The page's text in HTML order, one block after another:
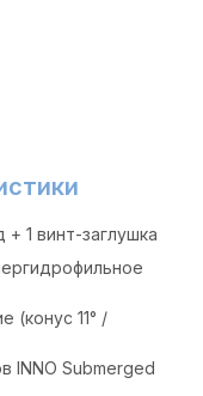
+ 1 винт-заглушка
(конус 11° /
INNO Submerged